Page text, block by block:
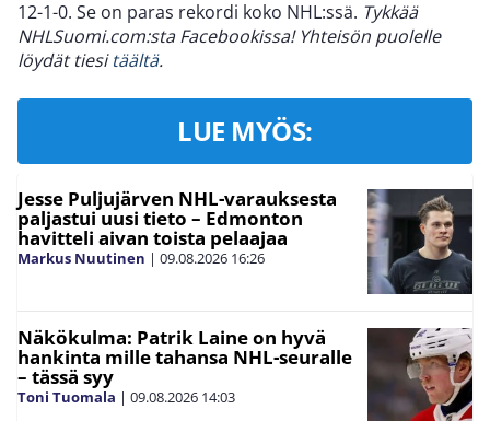
12-1-0. Se on paras rekordi koko NHL:ssä. Tykkää
NHLSuomi.com:sta Facebookissa! Yhteisön puolelle
löydät tiesitäältä.
LUE MYÖS:
Jesse Puljujärven NHL-varauksesta
paljastui uusi tieto – Edmonton
havitteli aivan toista pelaajaa
Markus Nuutinen | 09.08.2026 16:26
Näkökulma: Patrik Laine on hyvä
hankinta mille tahansa NHL-seuralle
– tässä syy
Toni Tuomala | 09.08.2026 14:03